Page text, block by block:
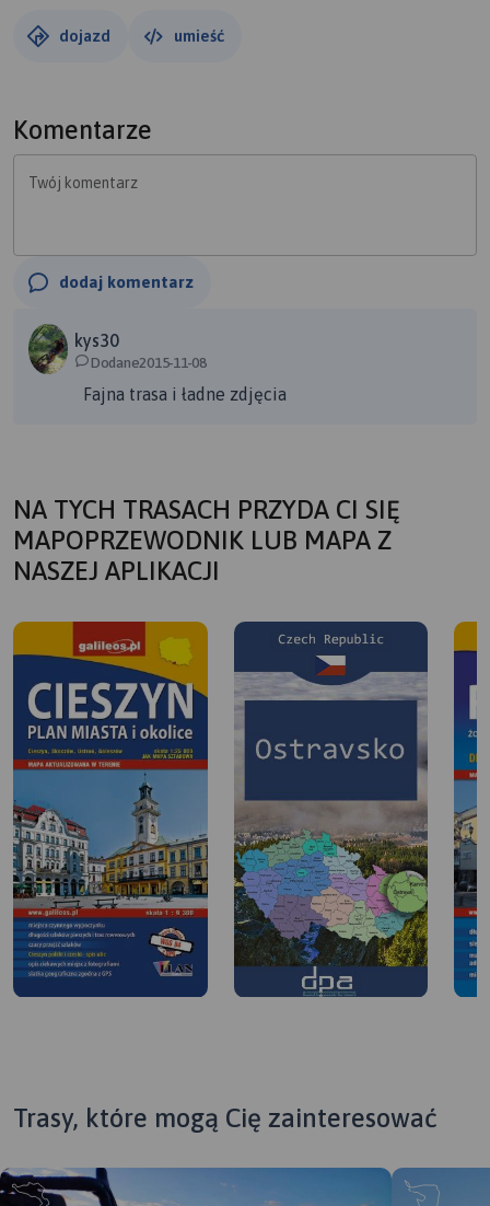
dojazd umieść
Komentarze
Twój komentarz
dodaj komentarz
kys30
Dodane2015-11-08
Fajna trasa i ładne zdjęcia
NA TYCH TRASACH PRZYDA CI SIĘ
MAPOPRZEWODNIK LUB MAPA Z
NASZEJ APLIKACJI
Trasy, które mogą Cię zainteresować